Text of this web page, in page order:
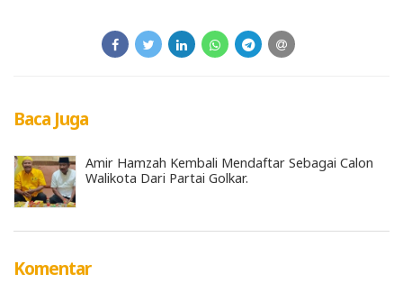
Baca Juga
Amir Hamzah Kembali Mendaftar Sebagai Calon
Walikota Dari Partai Golkar.
Komentar